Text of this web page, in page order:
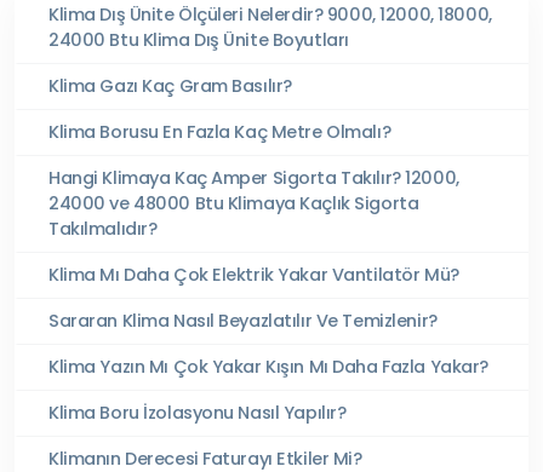
Klima Dış Ünite Ölçüleri Nelerdir? 9000, 12000, 18000,
24000 Btu Klima Dış Ünite Boyutları
Klima Gazı Kaç Gram Basılır?
Klima Borusu En Fazla Kaç Metre Olmalı?
Hangi Klimaya Kaç Amper Sigorta Takılır? 12000,
24000 ve 48000 Btu Klimaya Kaçlık Sigorta
Takılmalıdır?
Klima Mı Daha Çok Elektrik Yakar Vantilatör Mü?
Sararan Klima Nasıl Beyazlatılır Ve Temizlenir?
Klima Yazın Mı Çok Yakar Kışın Mı Daha Fazla Yakar?
Klima Boru İzolasyonu Nasıl Yapılır?
Klimanın Derecesi Faturayı Etkiler Mi?